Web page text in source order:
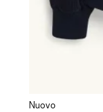
Nuovo